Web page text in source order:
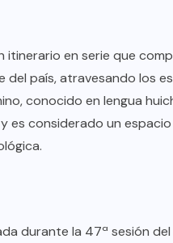
itinerario en serie que
país, atravesando los
conocido en lengua
es considerado un
durante la 47ª sesión
BRAZIL
INTERNACIONAL
El mandolinista
su nuevo